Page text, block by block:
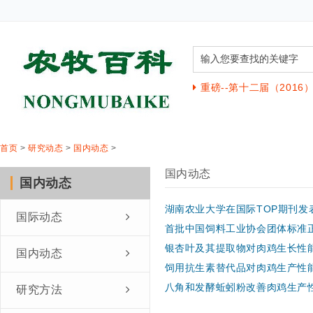
重磅--第十二届（2016
首页 >研究动态 > 国内动态 >
国内动态
国际动态
国内动态
研究方法
国内动态
湖南农业大学在国际TOP期刊发
首批中国饲料工业协会团体标准
银杏叶及其提取物对肉鸡生长性
饲用抗生素替代品对肉鸡生产性
八角和发酵蚯蚓粉改善肉鸡生产